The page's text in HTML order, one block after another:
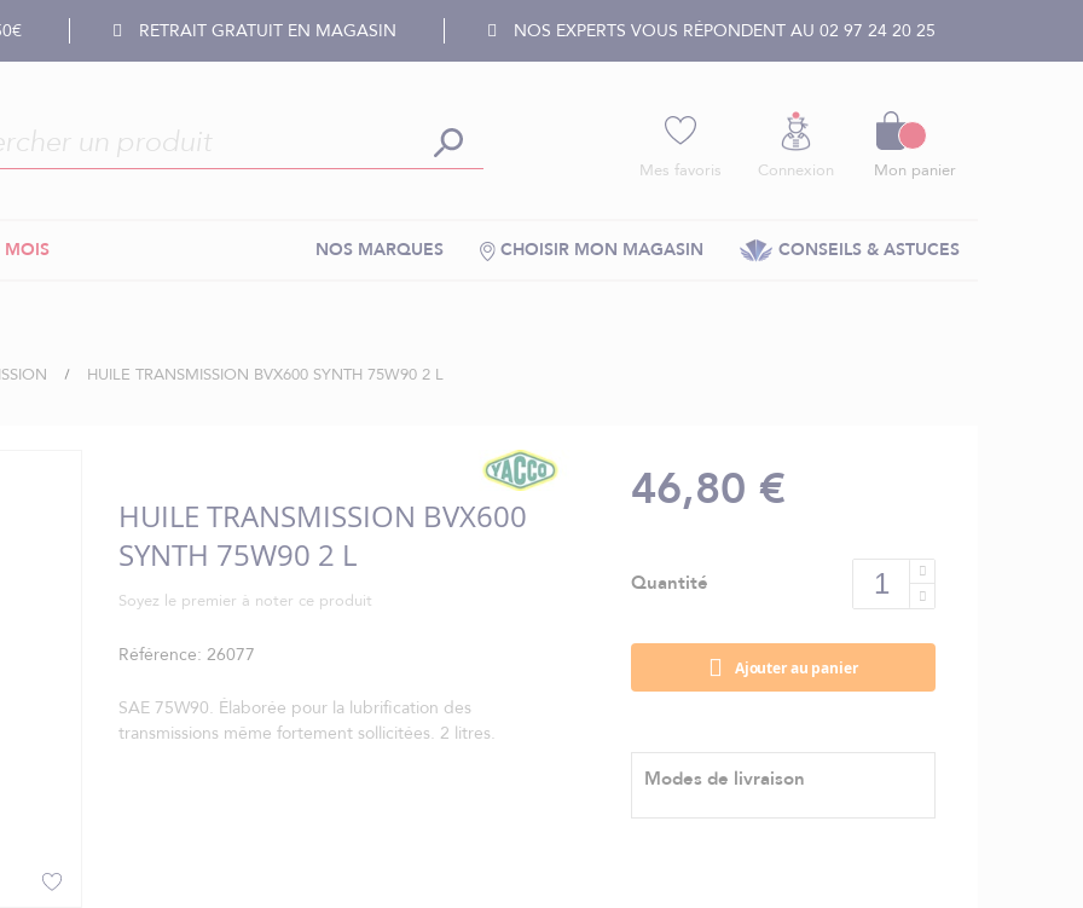
RETRAIT GRATUIT EN MAGASIN NOS EXPERTS VOUS RÉPONDENT AU 02 97 24 20 25
Mes favoris Connexion Mon panier
MOIS CONSEILS & ASTUCES
CHOISIR MON MAGASIN
NOS MARQUES
HUILE TRANSMISSION BVX600 SYNTH 75W90 2 L
HUILE TRANSMISSION BVX600
SYNTH 75W90 2 L
Soyez le premier à noter ce produit
Référence 26077
SAE 75W90. Élaborée pour la lubrification des
transmissions même fortement sollicitées. 2 litres.
46,80 €
Quantité
Ajouter au panier
Modes de livraison